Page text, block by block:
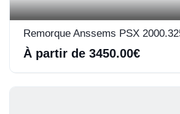
Remorque Anssems PSX
À partir de 3450.00€